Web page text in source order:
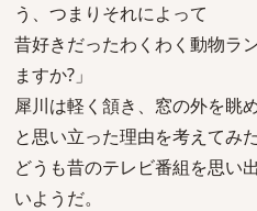
う、つまりそれによって
昔好きだったわくわく動物ラ
ますか?」
犀川は軽く頷き、窓の外を眺
と思い立った理由を考えてみた
どうも昔のテレビ番組を思い
いようだ。